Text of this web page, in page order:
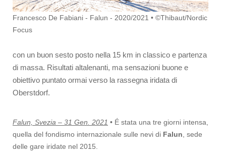
Francesco De Fabiani - Falun - 2020/2021 • ©Thibaut/Nordic
Focus
con un buon sesto posto nella 15 km in classico e partenza
di massa. Risultati altalenanti, ma sensazioni buone e
obiettivo puntato ormai verso la rassegna iridata di
Oberstdorf.
Falun, Svezia – 31 Gen. 2021 • É stata una tre giorni intensa,
quella del fondismo internazionale sulle nevi di Falun , sede
delle gare iridate nel 2015.